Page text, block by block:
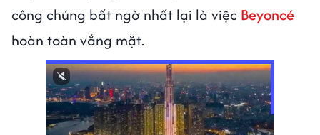
công chúng bất ngờ nhất lại là việc Beyoncé
hoàn toàn vắng mặt.